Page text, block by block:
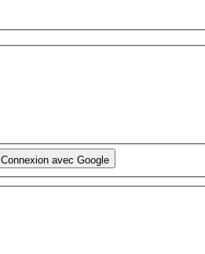
Connexion avec Google